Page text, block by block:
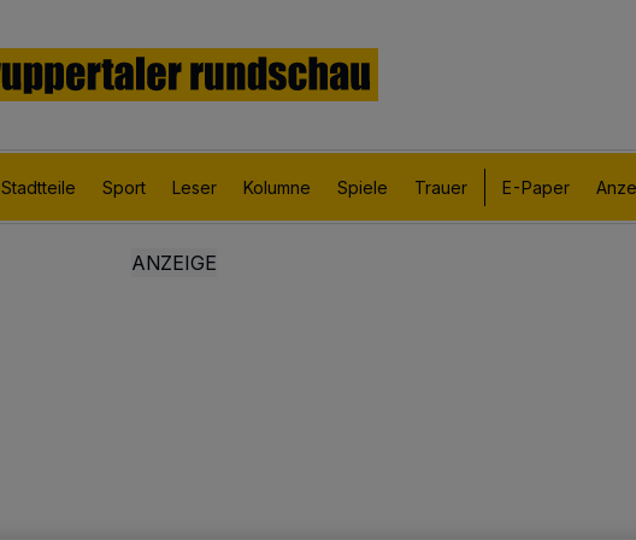
Stadtteile Sport Leser Kolumne Spiele Trauer E-Paper